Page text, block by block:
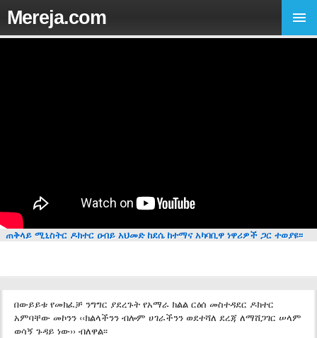
Mereja.com
ጠቅላይ ሚኒስትር ዶክተር ዐብይ አህመድ ከደሴ ከተማና አካባቢዋ ነዋሪዎች ጋር ተወያዩ፡፡
በውይይቱ የመክፈቻ ንግግር ያደረጉት የአማራ ክልል ርዕሰ መስተዳደር ዶክተር
አምባቸው መኮንን ‹‹ክልላችንን ብሎም ሀገራችንን ወደተሻለ ደረጃ ለማሸጋገር ሠላም
ወሳኝ ጉዳይ ነው›› ብለዋል፡፡